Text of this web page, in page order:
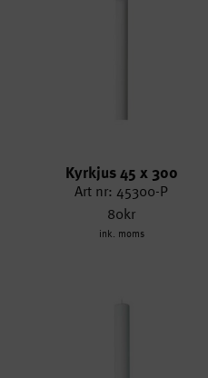
Kyrkjus 45 x 300
Art nr: 45300-P
80kr
ink. moms